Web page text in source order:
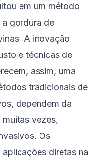
em um método
gordura de
A inovação
e técnicas de
assim, uma
tradicionais de
dependem da
vezes,
Os
diretas na